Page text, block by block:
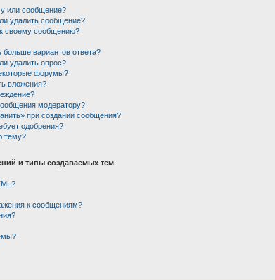
или сообщение?
удалить сообщение?
своему сообщению?
вариантов ответа?
удалить опрос?
форумы?
вложения?
модератору?
при создании сообщения?
одобрения?
тему?
и типы создаваемых тем
к сообщениям?